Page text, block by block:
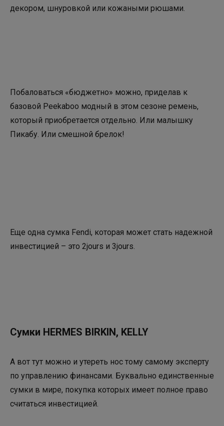
декором, шнуровкой или кожаными рюшами.
Побаловаться «бюджетно» можно, приделав к
базовой Peekaboo модный в этом сезоне ремень,
который приобретается отдельно. Или малышку
Пикабу. Или смешной брелок!
Еще одна сумка Fendi, которая может стать надежной
инвестицией – это 2jours и 3jours.
Сумки HERMES BIRKIN, KELLY
А вот тут можно и утереть нос тому самому эксперту
по управлению финансами. Буквально единственные
сумки в мире, покупка которых имеет полное право
считаться инвестицией.